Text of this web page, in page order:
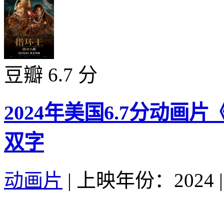
豆瓣 6.7 分
2024年美国6.7分动画片
双字
动画片 | 上映年份：2024 |